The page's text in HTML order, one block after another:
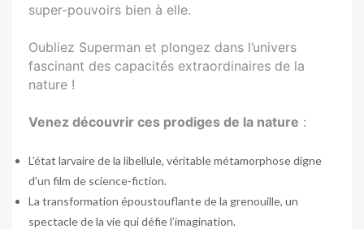
super-pouvoirs bien à elle.
Oubliez Superman et plongez dans l’univers
fascinant des capacités extraordinaires de la
nature !
Venez découvrir ces prodiges de la nature :
L’état larvaire de la libellule, véritable métamorphose digne
d’un film de science-fiction.
La transformation époustouflante de la grenouille, un
spectacle de la vie qui défie l’imagination.